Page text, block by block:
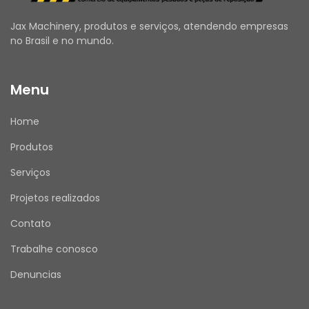
Emitimos Nota Fiscal para todas as vendas.
Assim que receber o produto, por favor, avalie
opinião é muito importante!
Nosso horário de atendimento é de segunda a
sexta, das 08h00 às 17h30.
respondidas no próximo dia útil.
Jax Machinery, produtos e serviços, atendendo empresas
no Brasil e no mundo.
Menu
Home
Produtos
Serviços
Projetos realizados
Contato
Trabalhe conosco
Denuncias